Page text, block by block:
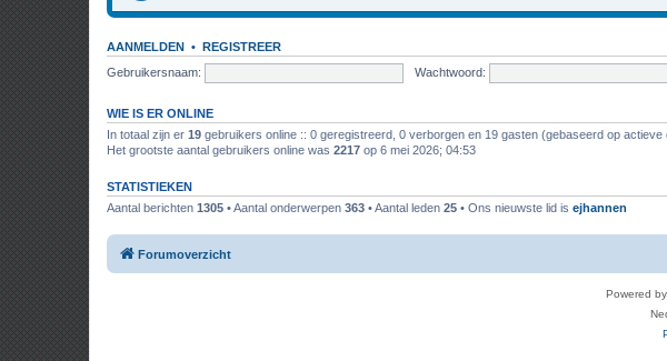
AANMELDEN • REGISTREER
Gebruikersnaam:
Wachtwoord:
WIE IS ER ONLINE
In totaal zijn er 19 gebruikers online :: 0 geregistreerd, 0 verborgen en 19 gasten (gebaseerd op
Het grootste aantal gebruikers online was 2217 op 6 mei 2026; 04:53
STATISTIEKEN
Aantal berichten 1305 • Aantal onderwerpen 363 • Aantal leden 25 • Ons nieuwste lid is ejhannen
Forumoverzicht
Powered by